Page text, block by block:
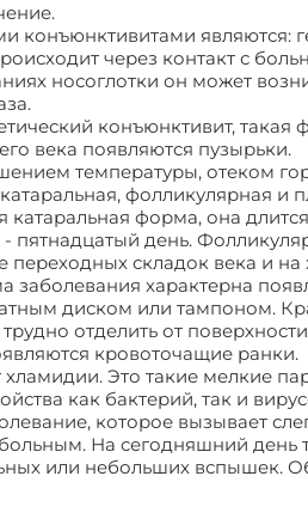
являются:
через контакт с
носоглотки он может
конъюнктивит,
века появляются пузырьки.
температуры, отеком
фолликулярная и
форма, она
пятнадцатый день.
складок века и
заболевания характерна
диском или тампоном.
отделить от
кровоточащие ранки.
Это такие мелкие
как бактерий, так и
которое вызывает
На сегодняшний день
или небольших вспышек.